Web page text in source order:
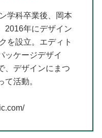
学科卒業後、岡本
2016年にデザイン
を設立。エディト
ッケージデザイ
、デザインにまつ
活動。